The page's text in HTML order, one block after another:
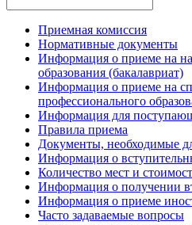
Приемная комиссия
Нормативные документы
Информация о приеме на
образования (бакалавриат)
Информация о приеме на
профессионального
Информация для
Правила приема
Документы, необходимые
Информация о
Количество мест и
Информация о получении
Информация о приеме
Часто задаваемые вопросы